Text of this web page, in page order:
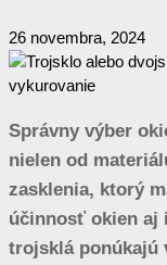
26 novembra, 2024
Správny výber
nielen od
zasklenia, ktorý
účinnosť okien aj
trojsklá ponúkajú